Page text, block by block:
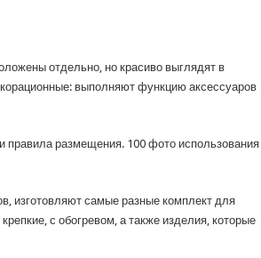
отдельно, но красиво выглядят в
выполняют функцию аксессуаров
изготовляют самые разные комплект для
с обогревом, а также изделия, которые